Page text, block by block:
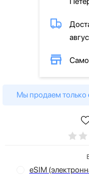
Мы продаем только
eSIM